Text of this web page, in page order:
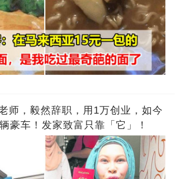
师，毅然辞职，用1万创业，如今
豪车！发家致富只靠「它」！